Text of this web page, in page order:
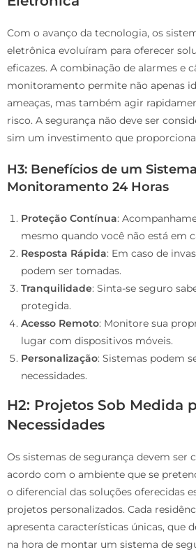
Com o avanço da tecnologia, os
eletrônica evoluíram para oferecer
eficazes. A combinação de alarmes e
monitoramento permite não apenas
ameaças, mas também agir
risco. A segurança não deve ser
sim um investimento que
H3: Benefícios de um
Monitoramento 24 Horas
Proteção Contínua:
mesmo quando você não está em
Resposta Rápida: Em caso de
podem ser tomadas.
Tranquilidade: Sinta-se seguro
protegida.
Acesso Remoto: Monitore sua
lugar com dispositivos móveis.
Personalização: Sistemas podem
necessidades.
H2: Projetos Sob Medida
Necessidades
Os sistemas de segurança devem ser
acordo com o ambiente que se
o diferencial das soluções oferecidas
projetos personalizados. Cada
apresenta características únicas, que
na hora de montar um sistema de